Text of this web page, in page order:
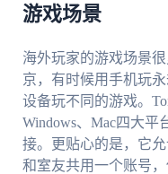
游戏场景
海外玩家的游戏场景
京，有时候用手机玩
设备玩不同的游戏。
Windows、Mac四大
接。更贴心的是，它
和室友共用一个账号